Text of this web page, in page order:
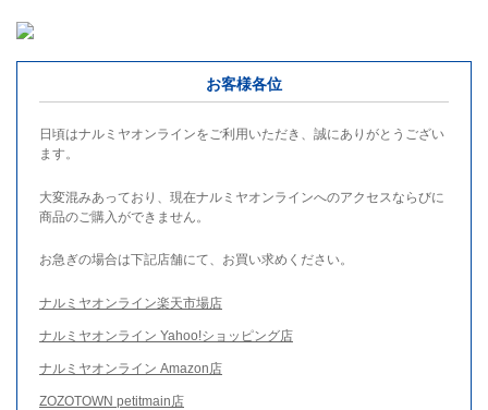
お客様各位
日頃はナルミヤオンラインをご利用いただき、誠にありがとうござい
ます。
大変混みあっており、現在ナルミヤオンラインへのアクセスならびに
商品のご購入ができません。
お急ぎの場合は下記店舗にて、お買い求めください。
ナルミヤオンライン楽天市場店
ナルミヤオンライン Yahoo!ショッピング店
ナルミヤオンライン Amazon店
ZOZOTOWN petitmain店